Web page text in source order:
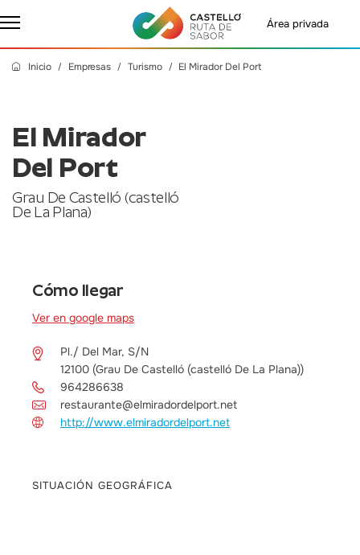
Área privada
Inicio Empresas Turismo El Mirador Del Port
El Mirador
Del Port
Grau De Castelló (castelló
De La Plana)
Cómo llegar
Ver en google maps
Pl./ Del Mar, S/N
12100 (Grau De Castelló (castelló De La Plana))
964286638
restaurante@elmiradordelport.net
http://www.elmiradordelport.net
SITUACIÓN GEOGRÁFICA